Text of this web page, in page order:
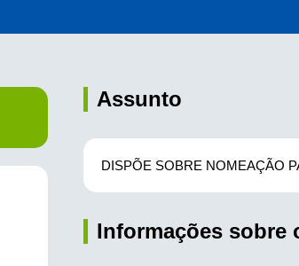
Assunto
DISPÕE SOBRE NOMEAÇÃO
Informações sobre